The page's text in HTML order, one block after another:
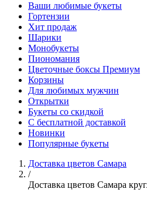
Ваши любимые букеты
Гортензии
Хит продаж
Шарики
Монобукеты
Пиономания
Цветочные боксы Премиум
Корзины
Для любимых мужчин
Открытки
Букеты со скидкой
С бесплатной доставкой
Новинки
Популярные букеты
Доставка цветов Самара
/
Доставка цветов Самара